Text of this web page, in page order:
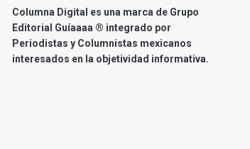
Columna Digital es una marca de Grupo
Editorial Guíaaaa ® integrado por
Periodistas y Columnistas mexicanos
interesados en la objetividad informativa.